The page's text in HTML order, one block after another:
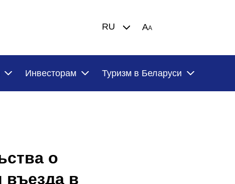
RU AA
Инвесторам Туризм в Беларуси
о
въезда в